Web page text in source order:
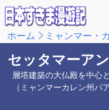
ホーム ミャンマー・
セッタマーア
層塔建築の大仏殿を中心
（ミャンマーカレン州パ